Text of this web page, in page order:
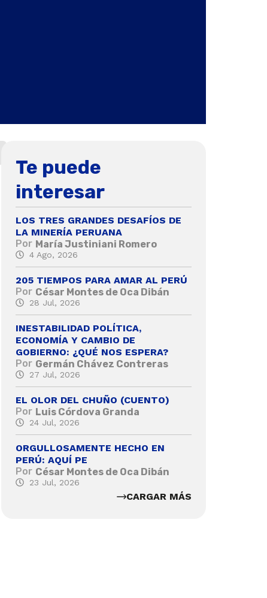
Te puede
interesar
LOS TRES GRANDES DESAFÍOS DE
LA MINERÍA PERUANA
Por María Justiniani Romero
4 Ago, 2026
205 TIEMPOS PARA AMAR AL PERÚ
Por César Montes de Oca Dibán
28 Jul, 2026
INESTABILIDAD POLÍTICA,
ECONOMÍA Y CAMBIO DE
GOBIERNO: ¿QUÉ NOS ESPERA?
Por Germán Chávez Contreras
27 Jul, 2026
EL OLOR DEL CHUÑO (CUENTO)
Por Luis Córdova Granda
24 Jul, 2026
ORGULLOSAMENTE HECHO EN
PERÚ: AQUÍ PE
Por César Montes de Oca Dibán
23 Jul, 2026
CARGAR MÁS